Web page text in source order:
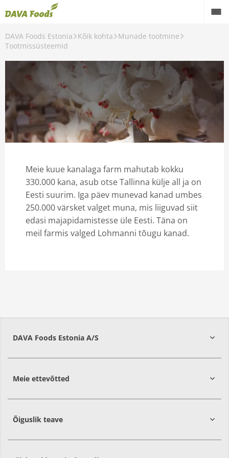
DAVA Foods Estonia Kõik kohta
Munade tootmine
Tootmissüsteemid
Meie kuue kanalaga farm mahutab kokku
330.000 kana, asub otse Tallinna külje all ja on
Eesti suurim. Iga päev munevad kanad umbes
250.000 värsket valget muna, mis liiguvad siit
edasi majapidamistesse üle Eesti. Täna on
meil farmis valged Lohmanni tõugu kanad.
DAVA Foods Estonia A/S
74209Harju
Meie ettevõtted
Õiguslik teave
Back
Munade tootmine
Teadmised Munast
Tamisede universum